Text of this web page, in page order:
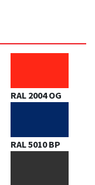
RAL 2004 OG
RAL 5010 BP